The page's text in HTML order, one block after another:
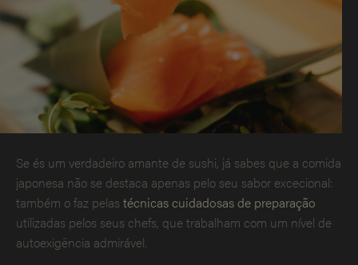
Se és um verdadeiro amante de sushi, já sabes que a comida
japonesa não se destaca apenas pelo seu sabor excecional:
também o faz pelas técnicas cuidadosas de preparação
utilizadas pelos seus chefs, que trabalham com um nível de
autoexigência admirável.